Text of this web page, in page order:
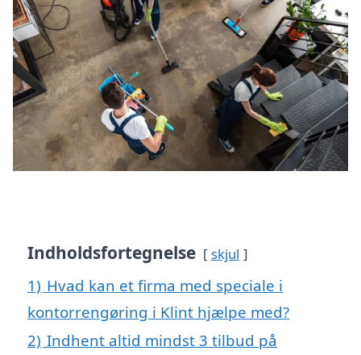
Indholdsfortegnelse skjul
1) Hvad kan et firma med speciale i
kontorrengøring i Klint hjælpe med?
2) Indhent altid mindst 3 tilbud på